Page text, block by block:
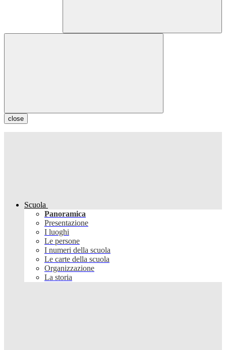
close
Scuola
Panoramica
Presentazione
I luoghi
Le persone
I numeri della scuola
Le carte della scuola
Organizzazione
La storia